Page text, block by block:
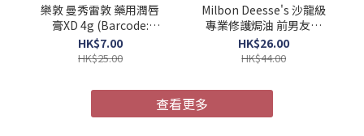
樂敦 曼秀雷敦 藥用潤唇
膏XD 4g (Barcode:
4987241105052)
HK$7.00
HK$25.00
Milbon Deesse's 沙龍級
專業修護焗油 前男友髮
膜 MU4X 極度受損 9g x 4
支/盒 (Barcode:
HK$26.00
HK$44.00
查看更多